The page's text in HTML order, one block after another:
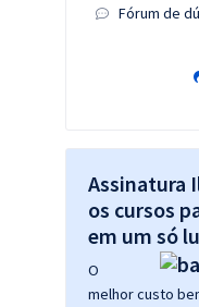
Fórum de
Assinatura
os cursos
em um só
O
melhor custo